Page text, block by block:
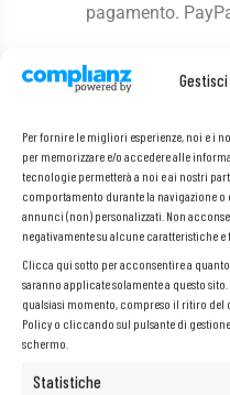
Per fornire le migliori esperienze, noi e i
per memorizzare e/o accedere alle
tecnologie permetterà a noi e ai nostri
comportamento durante la navigazione
annunci (non) personalizzati. Non
negativamente su alcune caratteristiche e
Clicca qui sotto per acconsentire a
saranno applicate solamente a questo
qualsiasi momento, compreso il ritiro del
Policy o cliccando sul pulsante di
schermo.
Statistiche
pagamento.